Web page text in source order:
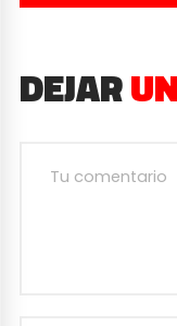
DEJAR